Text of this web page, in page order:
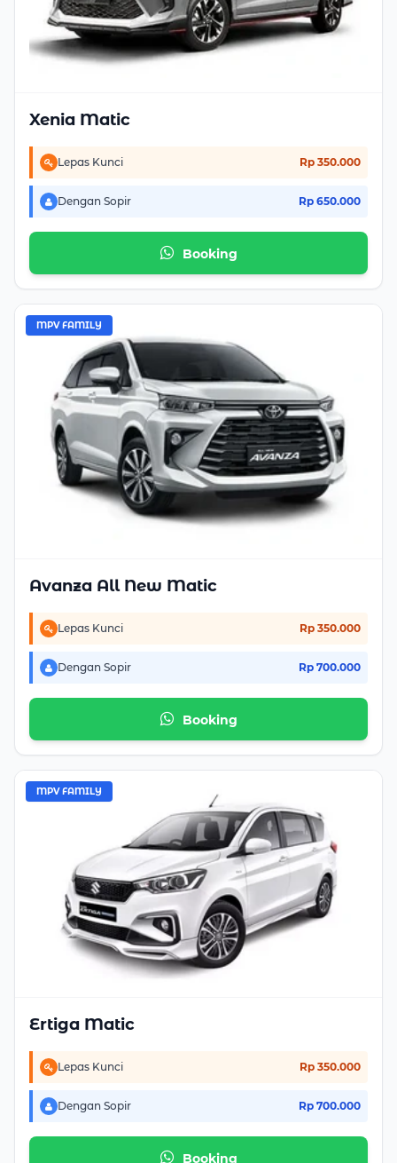
Xenia Matic
Lepas Kunci Rp 350.000
Dengan Sopir Rp 650.000
Booking
MPV FAMILY
Avanza All New Matic
Lepas Kunci Rp 350.000
Dengan Sopir Rp 700.000
Booking
MPV FAMILY
Ertiga Matic
Lepas Kunci Rp 350.000
Dengan Sopir Rp 700.000
Booking